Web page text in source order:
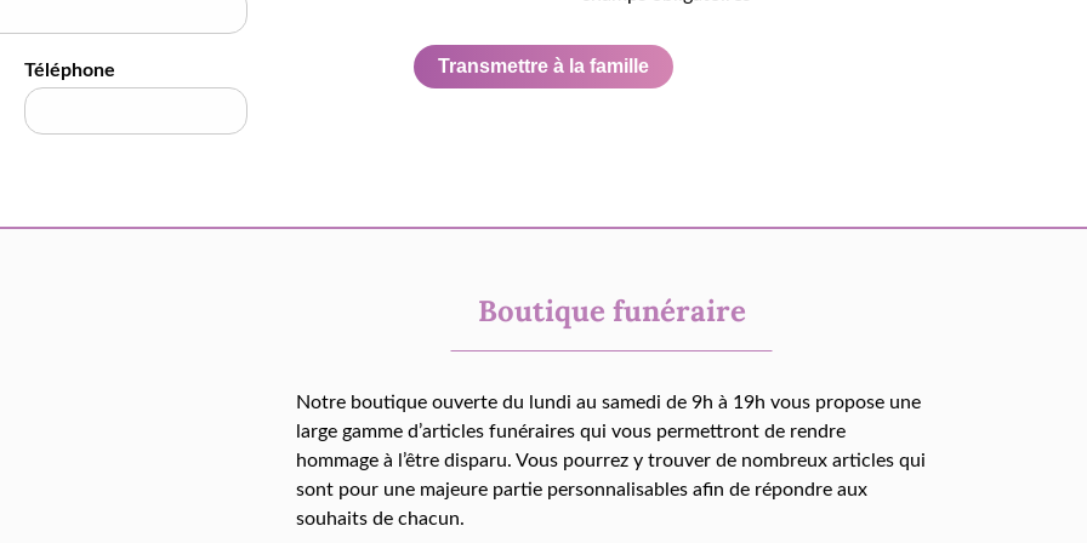
Téléphone Transmettre à la famille
Boutique funéraire
Notre boutique ouverte du lundi au samedi de 9h à 19h vous propose une
large gamme d’articles funéraires qui vous permettront de rendre
hommage à l’être disparu. Vous pourrez y trouver de nombreux articles qui
sont pour une majeure partie personnalisables afin de répondre aux
souhaits de chacun.